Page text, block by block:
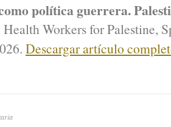
política guerrera.
Health Workers for Palestine,
Descargar artículo